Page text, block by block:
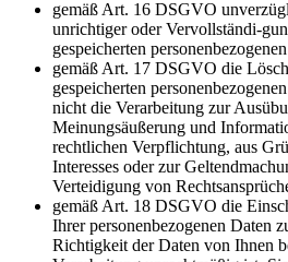
gemäß Art. 16 DSGVO
unrichtiger oder Vervollständi-
gespeicherten
gemäß Art. 17 DSGVO die
gespeicherten
nicht die Verarbeitung zur
Meinungsäußerung und
rechtlichen Verpflichtung, aus
Interesses oder zur
Verteidigung von
gemäß Art. 18 DSGVO die
Ihrer personenbezogenen Daten
Richtigkeit der Daten von Ihnen